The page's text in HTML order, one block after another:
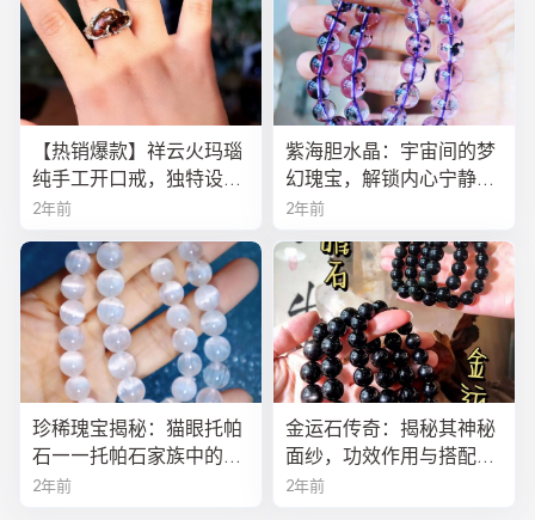
【热销爆款】祥云火玛瑙
纯手工开口戒，独特设计
寓意吉祥，时尚与灵性的
2年前
紫海胆水晶：宇宙间的梦
幻瑰宝，解锁内心宁静与
疗愈之秘
2年前
珍稀瑰宝揭秘：猫眼托帕
石——托帕石家族中的绝
美异类
2年前
金运石传奇：揭秘其神秘
面纱，功效作用与搭配法
全解析
2年前